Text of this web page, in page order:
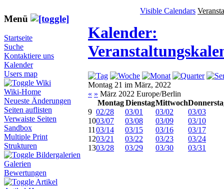
Menü
Startseite
Suche
Kontaktiere uns
Kalender
Users map
Wiki
Wiki-Home
Neueste Änderungen
Seiten auflisten
Verwaiste Seiten
Sandbox
Multiple Print
Strukturen
Bildergalerien
Galerien
Bewertungen
Artikel
Visible Calendars
Kalender:
Montag 21 im März, 2022
« » März 2022 Europe/Berlin
Montag DienstagMittwoch
9 02/28 03/01 03/02
03/03
1003/07 03/08 03/09
03/10
11 03/14 03/15 03/16
03/17
1203/21 03/22 03/23
03/24
1303/28 03/29 03/30 03/31